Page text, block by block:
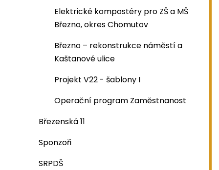
Elektrické kompostéry pro ZŠ a MŠ
Březno, okres Chomutov
Březno – rekonstrukce náměstí a
Kaštanové ulice
Projekt V22 - šablony I
Operační program Zaměstnanost
Březenská 11
Sponzoři
SRPDŠ